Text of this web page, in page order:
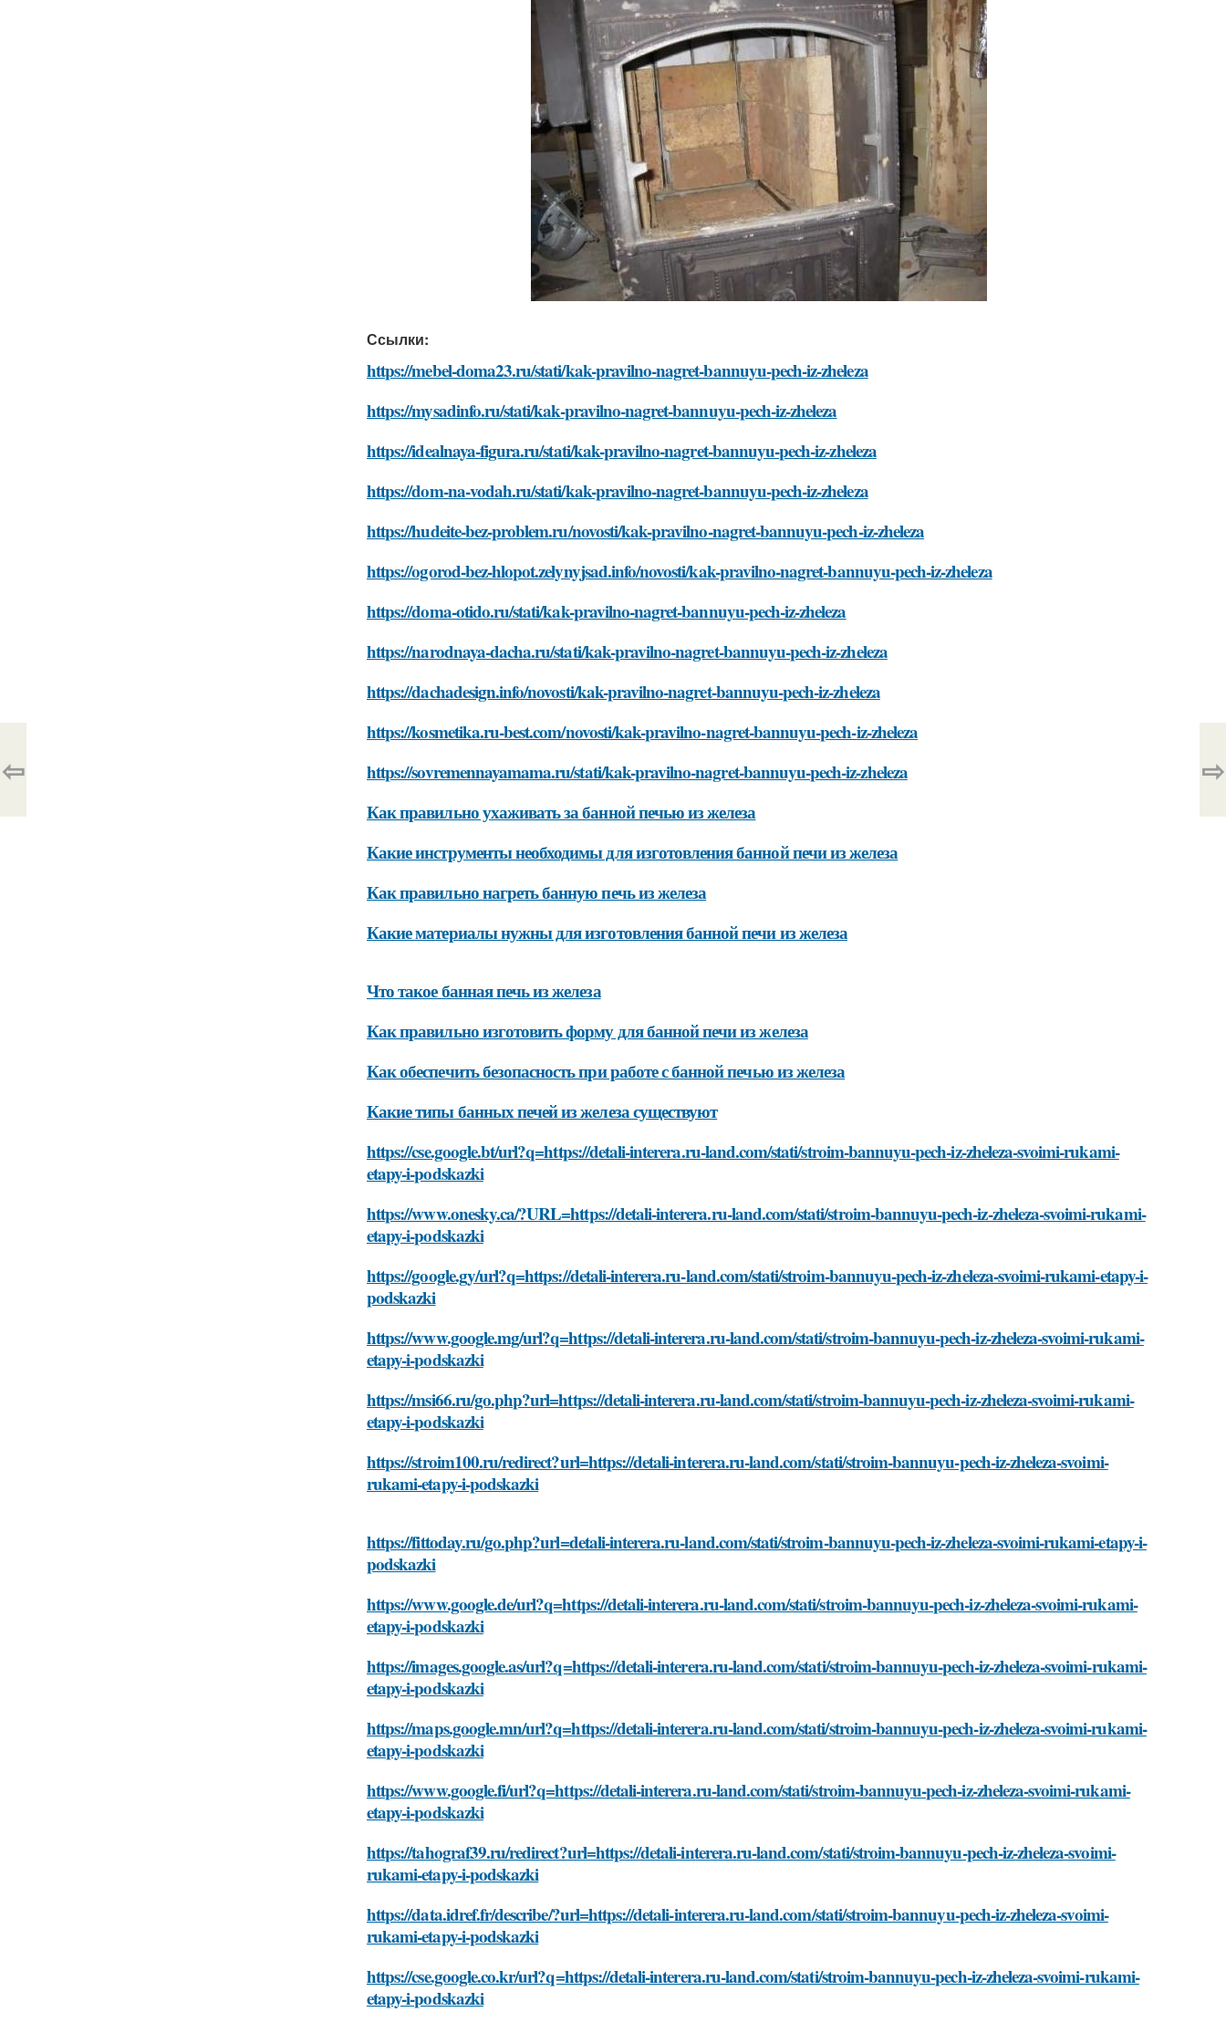
Ссылки:
https://mebel-doma23.ru/stati/kak-pravilno-nagret-bannuyu-pech-iz-zheleza
https://mysadinfo.ru/stati/kak-pravilno-nagret-bannuyu-pech-iz-zheleza
https://idealnaya-figura.ru/stati/kak-pravilno-nagret-bannuyu-pech-iz-zheleza
https://dom-na-vodah.ru/stati/kak-pravilno-nagret-bannuyu-pech-iz-zheleza
https://hudeite-bez-problem.ru/novosti/kak-pravilno-nagret-bannuyu-pech-iz-zheleza
https://ogorod-bez-hlopot.zelynyjsad.info/novosti/kak-pravilno-nagret-bannuyu-pech-iz-zheleza
https://doma-otido.ru/stati/kak-pravilno-nagret-bannuyu-pech-iz-zheleza
https://narodnaya-dacha.ru/stati/kak-pravilno-nagret-bannuyu-pech-iz-zheleza
https://dachadesign.info/novosti/kak-pravilno-nagret-bannuyu-pech-iz-zheleza
https://kosmetika.ru-best.com/novosti/kak-pravilno-nagret-bannuyu-pech-iz-zheleza
https://sovremennayamama.ru/stati/kak-pravilno-nagret-bannuyu-pech-iz-zheleza
Как правильно ухаживать за банной печью из железа
Какие инструменты необходимы для изготовления банной печи из железа
Как правильно нагреть банную печь из железа
Какие материалы нужны для изготовления банной печи из железа
Что такое банная печь из железа
Как правильно изготовить форму для банной печи из железа
Как обеспечить безопасность при работе с банной печью из железа
Какие типы банных печей из железа существуют
https://cse.google.bt/url?q=https://detali-interera.ru-land.com/stati/stroim-bannuyu-pech-iz-zheleza-svoimi-rukami-
etapy-i-podskazki
https://www.onesky.ca/?URL=https://detali-interera.ru-land.com/stati/stroim-bannuyu-pech-iz-zheleza-svoimi-rukami-
etapy-i-podskazki
https://google.gy/url?q=https://detali-interera.ru-land.com/stati/stroim-bannuyu-pech-iz-zheleza-svoimi-rukami-etapy-i-
podskazki
https://www.google.mg/url?q=https://detali-interera.ru-land.com/stati/stroim-bannuyu-pech-iz-zheleza-svoimi-rukami-
etapy-i-podskazki
https://msi66.ru/go.php?url=https://detali-interera.ru-land.com/stati/stroim-bannuyu-pech-iz-zheleza-svoimi-rukami-
etapy-i-podskazki
https://stroim100.ru/redirect?url=https://detali-interera.ru-land.com/stati/stroim-bannuyu-pech-iz-zheleza-svoimi-
rukami-etapy-i-podskazki
https://fittoday.ru/go.php?url=detali-interera.ru-land.com/stati/stroim-bannuyu-pech-iz-zheleza-svoimi-rukami-etapy-i-
podskazki
https://www.google.de/url?q=https://detali-interera.ru-land.com/stati/stroim-bannuyu-pech-iz-zheleza-svoimi-rukami-
etapy-i-podskazki
https://images.google.as/url?q=https://detali-interera.ru-land.com/stati/stroim-bannuyu-pech-iz-zheleza-svoimi-rukami-
etapy-i-podskazki
https://maps.google.mn/url?q=https://detali-interera.ru-land.com/stati/stroim-bannuyu-pech-iz-zheleza-svoimi-rukami-
etapy-i-podskazki
https://www.google.fi/url?q=https://detali-interera.ru-land.com/stati/stroim-bannuyu-pech-iz-zheleza-svoimi-rukami-
etapy-i-podskazki
https://tahograf39.ru/redirect?url=https://detali-interera.ru-land.com/stati/stroim-bannuyu-pech-iz-zheleza-svoimi-
rukami-etapy-i-podskazki
https://data.idref.fr/describe/?url=https://detali-interera.ru-land.com/stati/stroim-bannuyu-pech-iz-zheleza-svoimi-
rukami-etapy-i-podskazki
https://cse.google.co.kr/url?q=https://detali-interera.ru-land.com/stati/stroim-bannuyu-pech-iz-zheleza-svoimi-rukami-
etapy-i-podskazki
⇦ ⇨